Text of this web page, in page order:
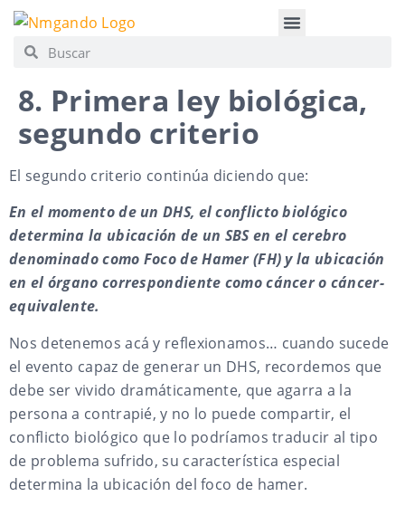
8. Primera ley biológica,
segundo criterio
El segundo criterio continúa diciendo que:
En el momento de un DHS, el conflicto biológico
determina la ubicación de un SBS en el cerebro
denominado como Foco de Hamer (FH) y la ubicación
en el órgano correspondiente como cáncer o cáncer-
equivalente.
Nos detenemos acá y reflexionamos… cuando sucede
el evento capaz de generar un DHS, recordemos que
debe ser vivido dramáticamente, que agarra a la
persona a contrapié, y no lo puede compartir, el
conflicto biológico que lo podríamos traducir al tipo
de problema sufrido, su característica especial
determina la ubicación del foco de hamer.